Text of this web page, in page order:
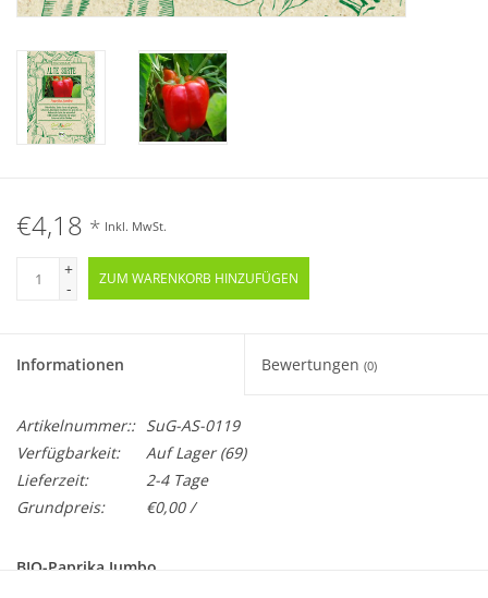
€4,18 * Inkl. MwSt.
+
-
ZUM WARENKORB HINZUFÜGEN
Informationen Bewertungen (0)
Artikelnummer:: SuG-AS-0119
Verfügbarkeit:
Auf Lager(69)
Lieferzeit:
2-4 Tage
Grundpreis:
€0,00 /
BIO-Paprika Jumbo